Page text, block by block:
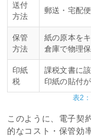
送付
方法
郵送・宅配
保管
方法
紙の原本を
倉庫で物理
印紙
税
課税文書に
印紙の貼付
表2
このように、電子契
的なコスト・保管効